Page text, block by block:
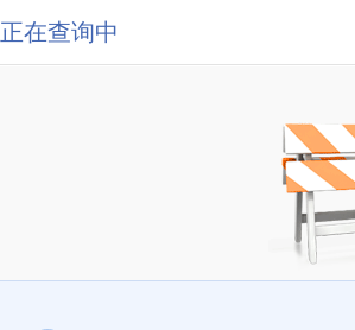
正在查询中